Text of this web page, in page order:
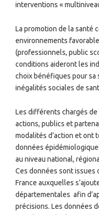
interventions «
La promotion de la santé
environnements
(professionnels, public
conditions aideront les
choix bénéfiques pour
inégalités sociales de
Les différents chargés de
actions, publics et
modalités d’action et ont
données
au niveau national,
Ces données sont issues
France auxquelles
départementales afin
précisions. Les données